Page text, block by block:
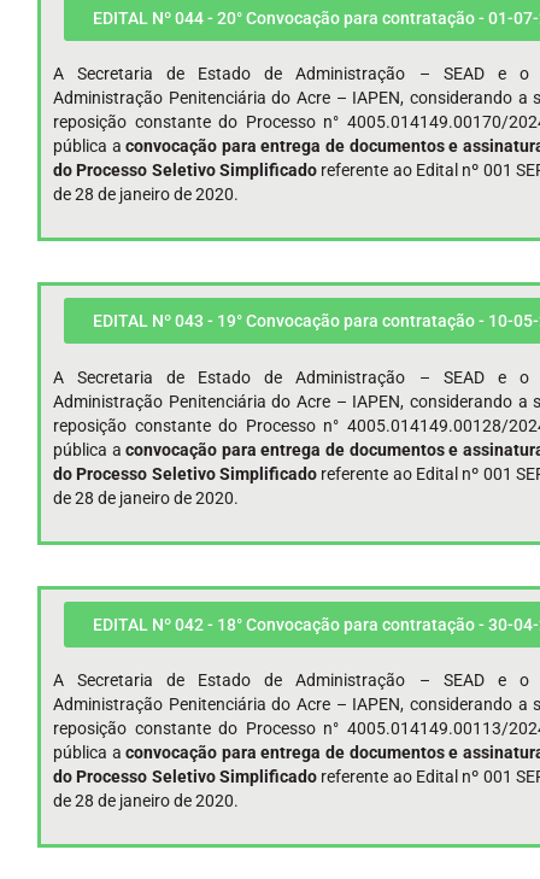
EDITAL Nº 044 - 20° Convocação para contratação - 01-
A Secretaria de Estado de Administração – SEAD e o
Administração Penitenciária do Acre – IAPEN, considerando a
reposição constante do Processo n° 4005.014149.00170/
pública a convocação para entrega de documentos e
do Processo Seletivo Simplificado referente ao Edital nº 001
de 28 de janeiro de 2020.
EDITAL Nº 043 - 19° Convocação para contratação - 10-
A Secretaria de Estado de Administração – SEAD e o
Administração Penitenciária do Acre – IAPEN, considerando a
reposição constante do Processo n° 4005.014149.00128/
pública a convocação para entrega de documentos e
do Processo Seletivo Simplificado referente ao Edital nº 001
de 28 de janeiro de 2020.
EDITAL Nº 042 - 18° Convocação para contratação - 30-
A Secretaria de Estado de Administração – SEAD e o
Administração Penitenciária do Acre – IAPEN, considerando a
reposição constante do Processo n° 4005.014149.00113/
pública a convocação para entrega de documentos e
do Processo Seletivo Simplificado referente ao Edital nº 001
de 28 de janeiro de 2020.